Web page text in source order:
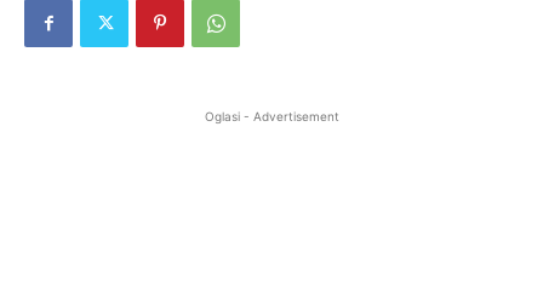
Oglasi - Advertisement